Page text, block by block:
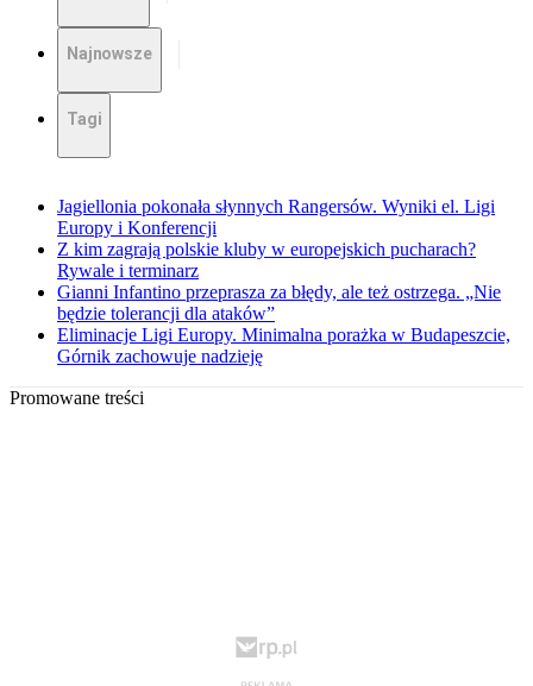
Najnowsze
Tagi
Jagiellonia pokonała słynnych Rangersów. Wyniki el. Ligi
Europy i Konferencji
Z kim zagrają polskie kluby w europejskich pucharach?
Rywale i terminarz
Gianni Infantino przeprasza za błędy, ale też ostrzega. „Nie
będzie tolerancji dla ataków”
Eliminacje Ligi Europy. Minimalna porażka w Budapeszcie,
Górnik zachowuje nadzieję
Promowane treści